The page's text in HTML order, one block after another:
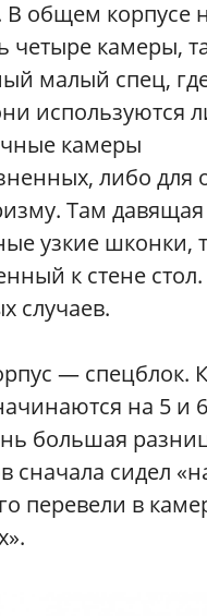
В общем корпусе
четыре камеры,
малый спец,
используются
камеры
либо для
Там
узкие шконки,
к стене стол.
случаев.
— спецблок.
на 5 и
большая
сначала сидел
перевели в